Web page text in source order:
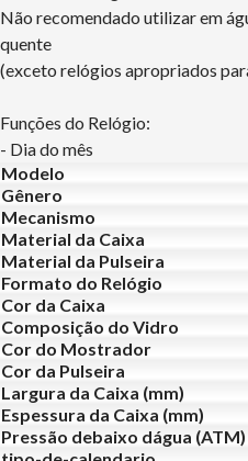
Não recomendado utilizar em
quente
(exceto relógios apropriados
Funções do Relógio:
- Dia do mês
Modelo
Gênero
Mecanismo
Material da Caixa
Material da Pulseira
Formato do Relógio
Cor da Caixa
Composição do Vidro
Cor do Mostrador
Cor da Pulseira
Largura da Caixa (mm)
Espessura da Caixa (mm)
Pressão debaixo dágua (ATM)